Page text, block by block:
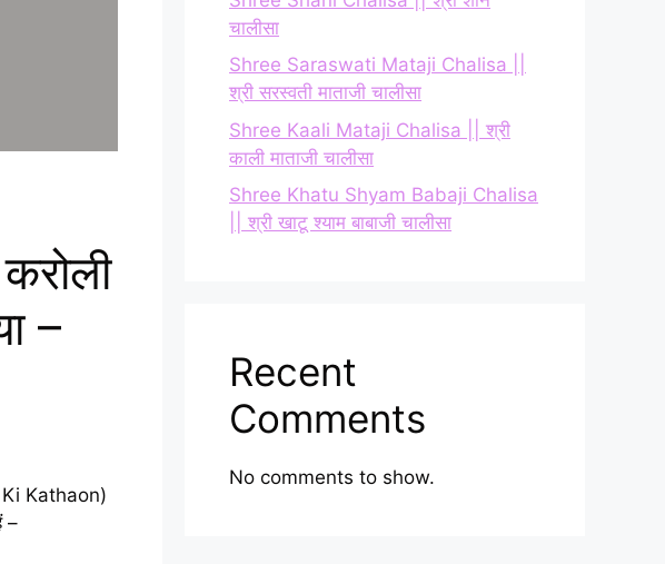
–
Ki Kathaon)
–
चालीसा
Shree Saraswati Mataji Chalisa ||
श्री सरस्वती माताजी चालीसा
Shree Kaali Mataji Chalisa || श्री
काली माताजी चालीसा
Shree Khatu Shyam Babaji Chalisa
|| श्री खाटू श्याम बाबाजी चालीसा
Recent
Comments
No comments to show.